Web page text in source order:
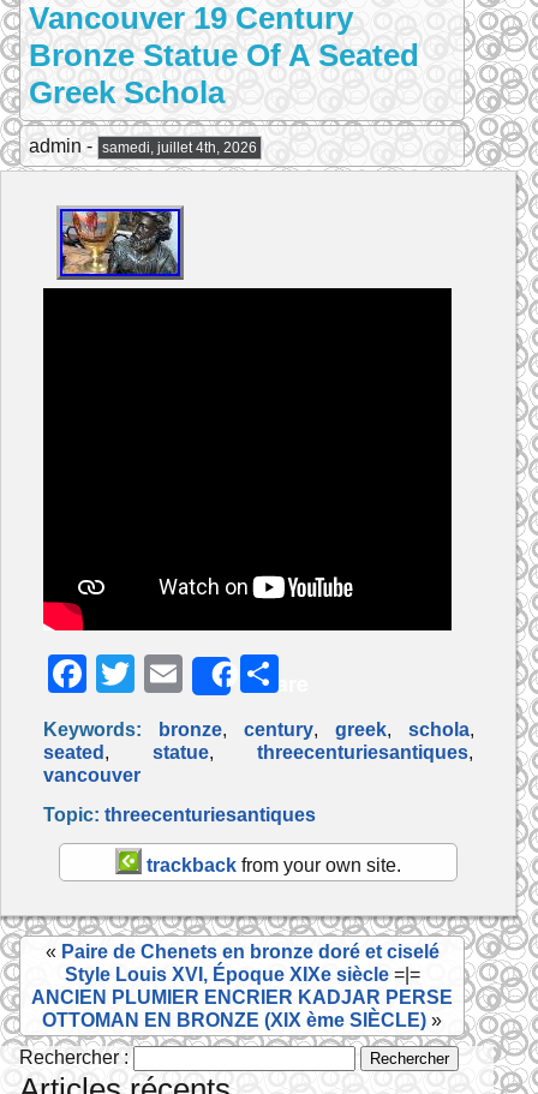
Vancouver 19 Century
Bronze Statue Of A Seated
Greek Schola
admin - samedi, juillet 4th, 2026
F
c
e
b
o
k
T
w
itt
er
E
ai
Share
ar
ta
er
Keywords: bronze, century, greek, schola,
seated ,statue,threecenturiesantiques,
vancouver
Topic: threecenturiesantiques
trackback from your own site.
« Paire de Chenets en bronze doré et ciselé
Style Louis XVI, Époque XIXe siècle=|=
ANCIEN PLUMIER ENCRIER KADJAR PERSE
OTTOMAN EN BRONZE (XIX ème SIÈCLE) »
Rechercher :